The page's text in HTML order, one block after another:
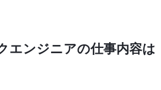
エンジニアの仕事内容は